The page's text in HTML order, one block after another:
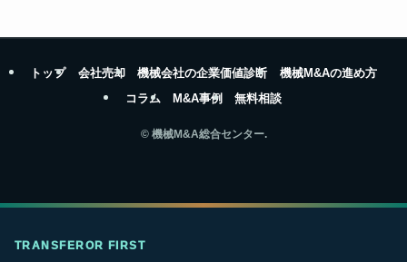
トップ 会社売却 機械会社の企業価値診断
機械M&Aの進め方
コラム
M&A事例 無料相談
©機械M&A総合センター.
TRANSFEROR FIRST